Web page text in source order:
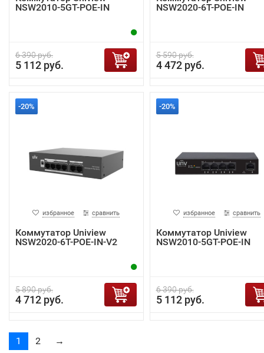
NSW2010-5GT-POE-IN
6 390 руб.
5 112 руб.
NSW2020-6T-POE-IN
5 590 руб.
4 472 руб.
-20%
избранное сравнить
Коммутатор Uniview
NSW2020-6T-POE-IN-V2
5 890 руб.
4 712 руб.
-20%
избранное сравнить
Коммутатор Uniview
NSW2010-5GT-POE-IN
6 390 руб.
5 112 руб.
1 2 →